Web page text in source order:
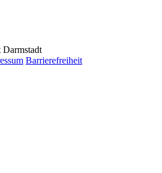
Darmstadt
Barrierefreiheit